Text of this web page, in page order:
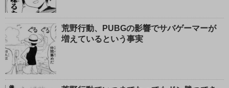
荒野行動、PUBGの影響でサバゲーマーが
増えているという事実